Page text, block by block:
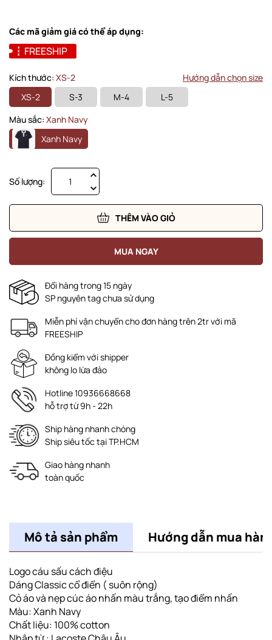
Các mã giảm giá có thể áp dụng:
FREESHIP
Kích thước: XS-2
Hướng dẫn chọn size
XS-2
S-3 M-4
L-5
Màu sắc: Xanh Navy
Xanh Navy
Số lượng:
THÊM VÀO GIỎ
MUA NGAY
Đổi hàng trong 15 ngày
SP nguyên tag chưa sử dụng
Miễn phí vận chuyển cho đơn hàng trên 2tr với mã
FREESHIP
Đồng kiểm với shipper
không lo lừa đảo
Hotline 10936668668
hỗ trợ từ 9h - 22h
Ship hàng nhanh chóng
Ship siêu tốc tại TP.HCM
Giao hàng nhanh
toàn quốc
Mô tả sản phẩm Hướng dẫn mua
Logo cáu sấu cách điệu
Dáng Classic cổ điển ( suôn rộng)
Cỏ áo và nẹp cúc áo nhấn màu trắng, tạo điểm nhấn
Màu: Xanh Navy
Chất liệu: 100% cotton